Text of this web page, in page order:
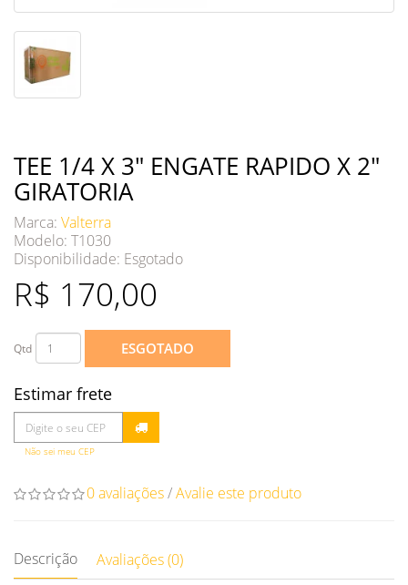
TEE 1/4 X 3" ENGATE RAPIDO X 2"
GIRATORIA
Marca: Valterra
Modelo: T1030
Disponibilidade: Esgotado
R$ 170,00
Qtd ESGOTADO
Estimar frete
Não sei meu CEP
0 avaliações/Avalie este produto
Descrição Avaliações (0)